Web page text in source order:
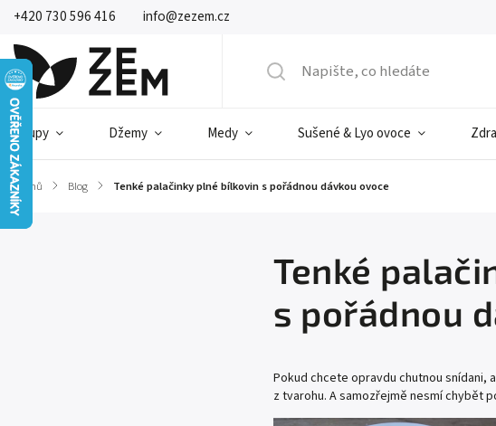
+420 730 596 416 info@zezem.cz
Sirupy Džemy Medy Sušené & Lyo ovoce
Domů / Blog / Tenké palačinky plné bílkovin s pořádnou dávkou ovoce
Tenké
s pořádnou
Pokud chcete opravdu chutnou snídani,
z tvarohu. A samozřejmě nesmí chybět